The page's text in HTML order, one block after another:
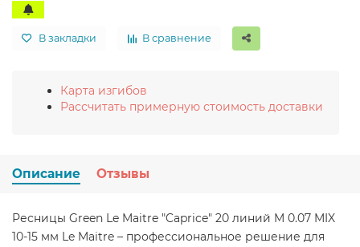
В закладки В сравнение
Карта изгибов
Рассчитать примерную стоимость доставки
Описание Отзывы
Ресницы Green Le Maitre "Caprice" 20 линий M 0.07 MIX
10-15 мм Le Maitre – профессиональное решение для